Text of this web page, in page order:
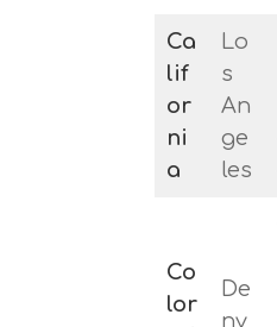
Ca
lif
or
ni
a
Lo
s
An
ge
les
Co
lor
De
nv